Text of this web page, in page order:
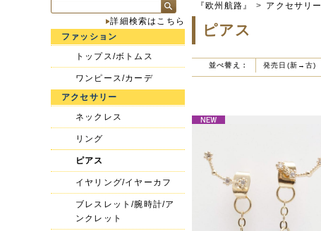
『欧州航路』 > アクセサリー
ピアス
並べ替え： 発売日(新→古)
詳細検索はこちら
ファッション
トップス/ボトムス
ワンピース/カーデ
アクセサリー
ネックレス
リング
ピアス
イヤリング/イヤーカフ
ブレスレット/腕時計/ア
ンクレット